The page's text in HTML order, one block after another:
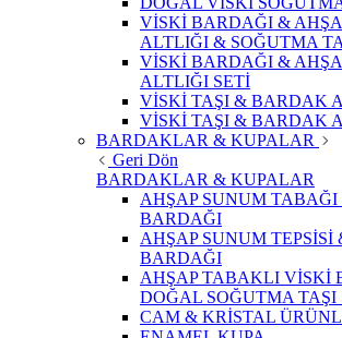
VİSKİ BARDAĞI &
ALTLIĞI & SOĞUTMA
VİSKİ BARDAĞI &
ALTLIĞI SETİ
VİSKİ TAŞI & BARDAK
VİSKİ TAŞI & BARDAK
BARDAKLAR & KUPALAR
Geri Dön
BARDAKLAR & KUPALAR
AHŞAP SUNUM
BARDAĞI
AHŞAP SUNUM TEPSİSİ
BARDAĞI
AHŞAP TABAKLI VİSKİ
DOĞAL SOĞUTMA TAŞI
CAM & KRİSTAL